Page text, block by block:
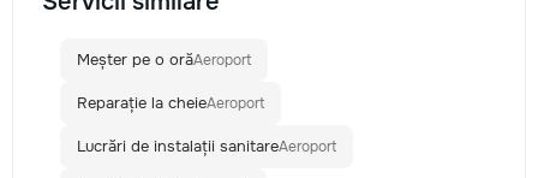
Meșter pe o orăAeroport
Reparație la cheieAeroport
Lucrări de instalații sanitareAeroport